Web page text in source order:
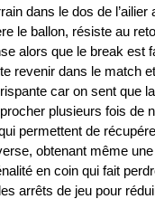
dans le dos de
le ballon, résiste au
alors que le break est
revenir dans le match
car on sent que
plusieurs fois de
permettent de
obtenant même
en coin qui fait
arrêts de jeu pour